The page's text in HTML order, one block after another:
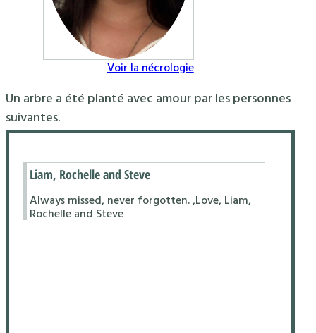
Voir la nécrologie
Un arbre a été planté avec amour par les personnes
suivantes.
Liam, Rochelle and Steve
Always missed, never forgotten. ,Love, Liam,
Rochelle and Steve